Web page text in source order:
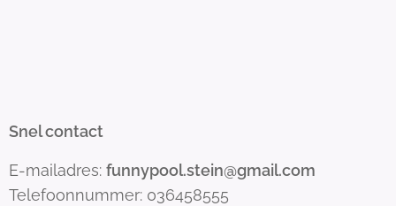
Snel contact
E-mailadres: funnypool.stein@gmail.com
Telefoonnummer: 036458555